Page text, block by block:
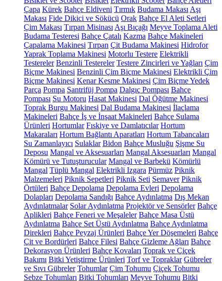
Çapa Kürek Bahçe Eldiveni Tırmık Budama Makası Aşı
Makası Fide Dikici ve Sökücü Orak Bahçe El Aleti Setleri
Çim Makası Tırpan Misinası Aşı Bıçağı Meyve Toplama Aleti
Budama Testeresi Bahçe Çatalı Kazma Bahçe Makineleri
Çapalama Makinesi Tırpan Çit Budama Makinesi Hidrofor
Yaprak Toplama Makinesi Motorlu Testere Elektrikli
Testereler Benzinli Testereler Testere Zincirleri ve Yağları Çim
Biçme Makinesi Benzinli Çim Biçme Makinesi Elektrikli Çim
Biçme Makinesi Kenar Kesme Makinesi Çim Biçme Yedek
Parça Pompa Santrifüj Pompa Dalgıç Pompası Bahçe
Pompası Su Motoru Hasat Makinesi Dal Öğütme Makinesi
Toprak Burgu Makinesi Dal Budama Makinesi İlaçlama
Makineleri Bahçe İş ve İnşaat Makineleri Bahçe Sulama
Ürünleri Hortumlar Fıskiye ve Damlatıcılar Hortum
Makaraları Hortum Bağlantı Aparatları Hortum Tabancaları
Su Zamanlayıcı Sulaklar Bidon Bahçe Musluğu Şişme Su
Deposu Mangal ve Aksesuarları Mangal Aksesuarları Mangal
Kömürü ve Tutuşturucular Mangal ve Barbekü Kömürlü
Mangal Tüplü Mangal Elektrikli Izgara Pürmüz Piknik
Malzemeleri Piknik Sepetleri Piknik Seti Semaver Piknik
Örtüleri Bahçe Depolama Depolama Evleri Depolama
Dolapları Depolama Sandığı Bahçe Aydınlatma Dış Mekan
Aydınlatmalar Solar Aydınlatma Projektör ve Sensörler Bahçe
Aplikleri Bahçe Feneri ve Meşaleler Bahçe Masa Üstü
Aydınlatma Bahçe Set Üstü Aydınlatma Bahçe Aydınlatma
Direkleri Bahçe Peyzaj Ürünleri Bahçe Yer Döşemeleri Bahçe
Çit ve Bordürleri Bahçe Filesi Bahçe Gizleme Ağları Bahçe
Dekorasyon Ürünleri Bahçe Kovaları Toprak ve Çiçek
Bakımı Bitki Yetiştirme Ürünleri Torf ve Topraklar Gübreler
ve Sıvı Gübreler Tohumlar Çim Tohumu Çiçek Tohumu
Sebze Tohumları Bitki Tohumları Meyve Tohumu Bitki